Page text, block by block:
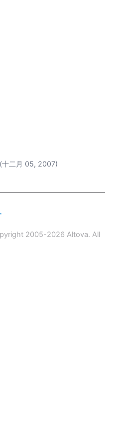
(十二月 05, 2007)
2005-2026 Altova. All